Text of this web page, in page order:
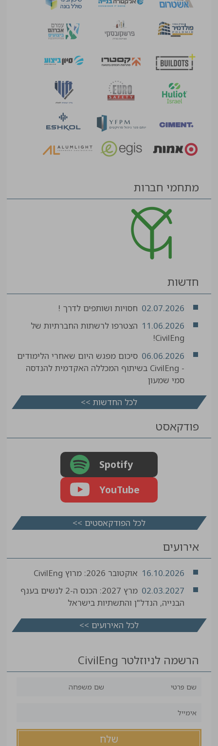
מתחמי חברות
חדשות
02.07.2026 חסויות ושותפים לדרך !
11.06.2026 הצטרפו לרשתות החברתיות של
CivilEng!
06.06.2026 סיכום מפגש היום שאחרי הלימודים
- CivilEng בשיתוף המכללה האקדמית להנדסה
סמי שמעון
לכל החדשות >>
פודקאסט
Spotify
YouTube
לכל הפודקאסטים >>
אירועים
16.10.2026 אוקטובר 2026: מרוץ CivilEng
02.03.2027
מרץ 2027: הכנס ה-2 לנשים בענף
הבנייה, הנדל"ן והתשתיות בישראל
לכל האירועים >>
הרשמה לניוזלטר CivilEng